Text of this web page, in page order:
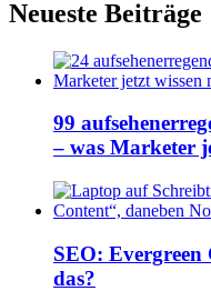
Neueste Beiträge
99
– was Marketer
SEO: Evergreen
das?